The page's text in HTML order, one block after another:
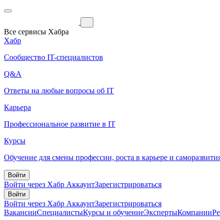
Все сервисы Хабра
Хабр
Сообщество IT-специалистов
Q&A
Ответы на любые вопросы об IT
Карьера
Профессиональное развитие в IT
Курсы
Обучение для смены профессии, роста в карьере и
Войти
Войти через Хабр АккаунтЗарегистрироваться
Войти
Войти через Хабр АккаунтЗарегистрироваться
ВакансииСпециалистыКурсы и обучениеЭкспертыКомпании